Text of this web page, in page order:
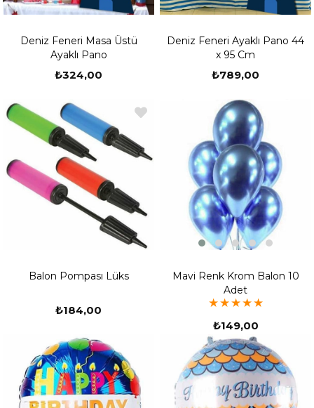
Deniz Feneri Masa Üstü
Ayaklı Pano
₺324,00
Deniz Feneri Ayaklı Pano 44
x 95 Cm
₺789,00
Balon Pompası Lüks
₺184,00
Mavi Renk Krom Balon 10
Adet
★★★★★
₺149,00